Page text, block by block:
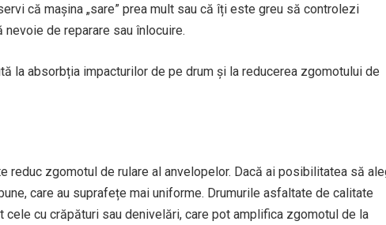
că mașina „sare” prea mult sau că îți este greu să controlezi
de reparare sau înlocuire.
la absorbția impacturilor de pe drum și la reducerea zgomotului de
reduc zgomotul de rulare al anvelopelor. Dacă ai posibilitatea să
care au suprafețe mai uniforme. Drumurile asfaltate de calitate
cu crăpături sau denivelări, care pot amplifica zgomotul de la